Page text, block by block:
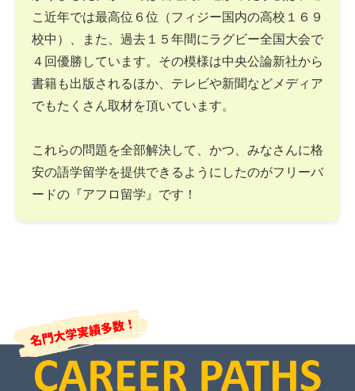
こ近年では最高位６位（フィジー国内の高校１６９
校中）、また、過去１５年間にラグビー全国大会で
４回優勝しています。その模様は中央公論新社から
書籍も出版されるほか、テレビや新聞などメディア
でもたくさん取材を頂いています。
これらの問題を全部解決して、かつ、みなさんに格
安の語学留学を提供できるようにしたのがフリーバ
ードの『アフロ留学』です！